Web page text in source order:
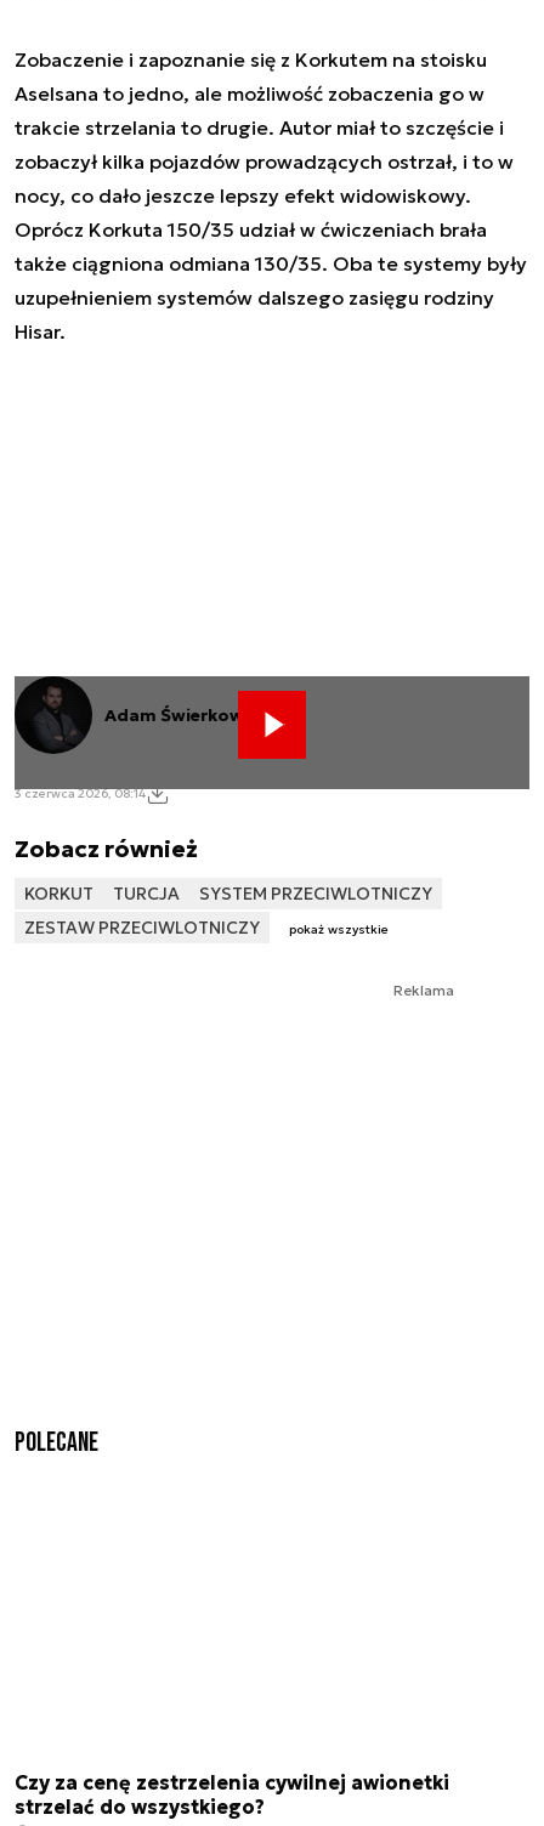
Zobaczenie i zapoznanie się z Korkutem na stoisku
Aselsana to jedno, ale możliwość zobaczenia go w
trakcie strzelania to drugie. Autor miał to szczęście i
zobaczył kilka pojazdów prowadzących ostrzał, i to w
nocy, co dało jeszcze lepszy efekt widowiskowy.
Oprócz Korkuta 150/35 udział w ćwiczeniach brała
także ciągniona odmiana 130/35. Oba te systemy były
uzupełnieniem systemów dalszego zasięgu rodziny
Hisar.
Adam Świerkowski
3 czerwca 2026, 08:14
Zobacz również
KORKUT TURCJA
SYSTEM PRZECIWLOTNICZY
ZESTAW PRZECIWLOTNICZY
pokaż wszystkie
Reklama
Polecane
Czy za cenę zestrzelenia cywilnej awionetki
strzelać do wszystkiego?